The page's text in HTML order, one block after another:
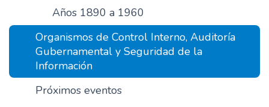
a
Años 1890 a 1960
Organismos de Control Interno, Auditoría
Gubernamental y Seguridad de la
Información
Próximos eventos